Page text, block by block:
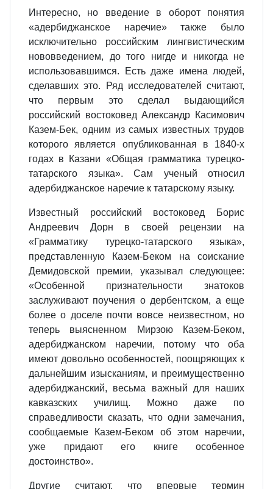
Интересно, но введение в оборот понятия
«адербиджанское наречие» также было
исключительно российским лингвистическим
нововведением, до того нигде и никогда не
использовавшимся. Есть даже имена людей,
сделавших это. Ряд исследователей считают,
что первым это сделал выдающийся
российский востоковед Александр Касимович
Казем-Бек, одним из самых известных трудов
которого является опубликованная в 1840-х
годах в Казани «Общая грамматика турецко-
татарского языка». Сам ученый относил
адербиджанское наречие к татарскому языку.
Известный российский востоковед Борис
Андреевич Дорн в своей рецензии на
«Грамматику турецко-татарского языка»,
представленную Казем-Беком на соискание
Демидовской премии, указывал следующее:
«Особенной признательности знатоков
заслуживают поучения о дербентском, а еще
более о доселе почти вовсе неизвестном, но
теперь выясненном Мирзою Казем-Беком,
адербиджанском наречии, потому что оба
имеют довольно особенностей, поощряющих к
дальнейшим изысканиям, и преимущественно
адербиджанский, весьма важный для наших
кавказских училищ. Можно даже по
справедливости сказать, что одни замечания,
сообщаемые Казем-Беком об этом наречии,
уже придают его книге особенное
достоинство».
Другие считают, что впервые термин